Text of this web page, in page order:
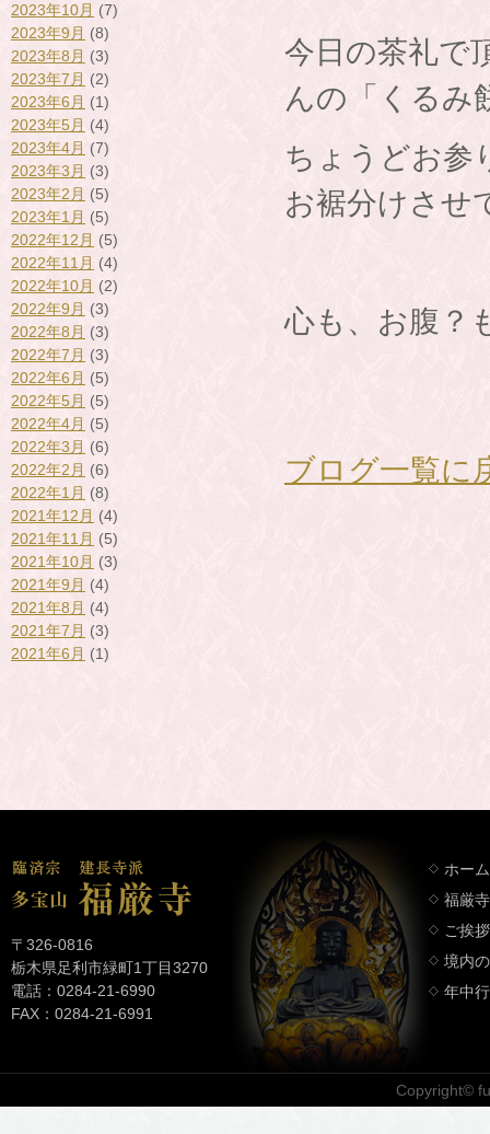
2023年10月 (7)
2023年9月 (8)
2023年8月 (3)
2023年7月 (2)
2023年6月 (1)
2023年5月 (4)
2023年4月 (7)
2023年3月 (3)
2023年2月 (5)
2023年1月 (5)
2022年12月 (5)
2022年11月 (4)
2022年10月 (2)
2022年9月 (3)
2022年8月 (3)
2022年7月 (3)
2022年6月 (5)
2022年5月 (5)
2022年4月 (5)
2022年3月 (6)
2022年2月 (6)
2022年1月 (8)
2021年12月 (4)
2021年11月 (5)
2021年10月 (3)
2021年9月 (4)
2021年8月 (4)
2021年7月 (3)
2021年6月 (1)
今日の茶礼で
んの「くるみ
ちょうどお参
お裾分けさせ
心も、お腹？
ブログ一覧に
〒326-0816
栃木県足利市緑町1丁目3270
電話：0284-21-6990
FAX：0284-21-6991
ホーム
福厳
ご挨拶
境内
年中
Copyright©